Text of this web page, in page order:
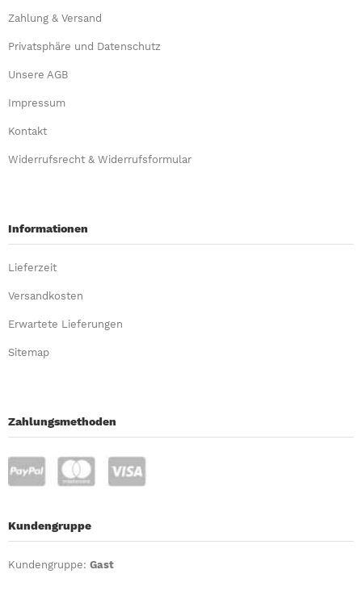
Zahlung & Versand
Privatsphäre und Datenschutz
Unsere AGB
Impressum
Kontakt
Widerrufsrecht & Widerrufsformular
Informationen
Lieferzeit
Versandkosten
Erwartete Lieferungen
Sitemap
Zahlungsmethoden
Kundengruppe
Kundengruppe: Gast